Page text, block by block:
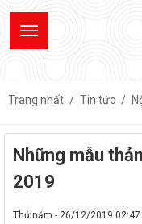
Trang nhất Tin tức
Những mẫu
2019
Thứ năm - 26/12/2019 02:47